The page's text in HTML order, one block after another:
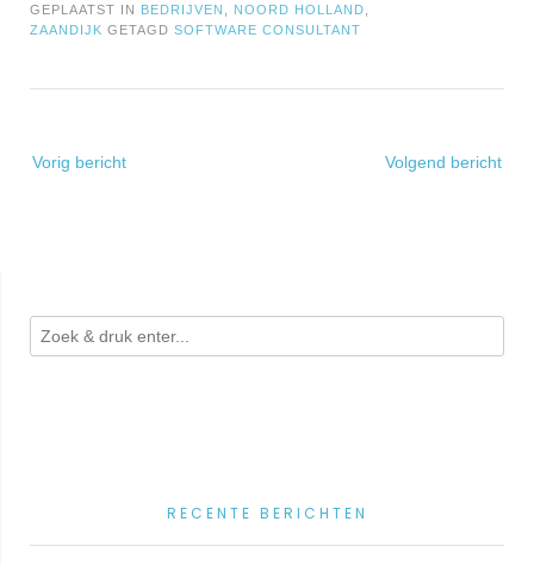
GEPLAATST IN BEDRIJVEN NOORD HOLLAND
ZAANDIJK GETAGD SOFTWARE CONSULTANT
navigatie
Vorig bericht Volgend bericht
RECENTE BERICHTEN